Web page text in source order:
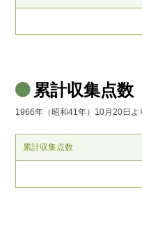
累計収集点数
1966年（昭和41年）10月20日よ
累計収集点数